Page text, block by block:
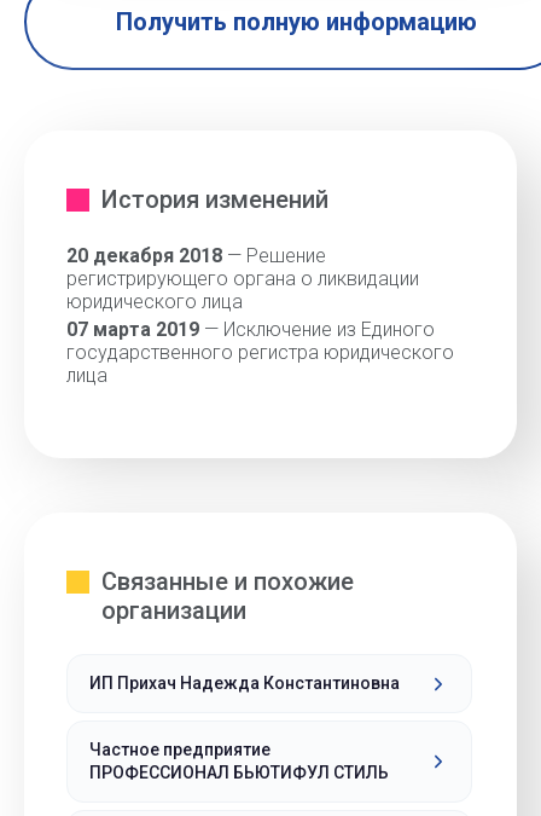
Получить полную информацию
История изменений
20 декабря 2018 — Решение
регистрирующего органа о ликвидации
юридического лица
07 марта 2019 — Исключение из Единого
государственного регистра юридического
лица
Связанные и похожие
организации
ИП Прихач Надежда Константиновна
Частное предприятие
ПРОФЕССИОНАЛ БЬЮТИФУЛ СТИЛЬ